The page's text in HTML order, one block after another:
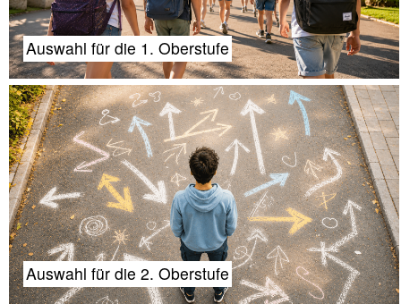
Auswahl für die 1. Oberstufe
Auswahl für die 2. Oberstufe